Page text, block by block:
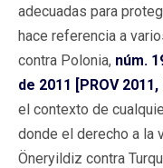
adecuadas para
hace referencia a
contra Polonia, núm.
de 2011 [PROV 2011,
el contexto de
donde el derecho a la
Öneryildiz contra